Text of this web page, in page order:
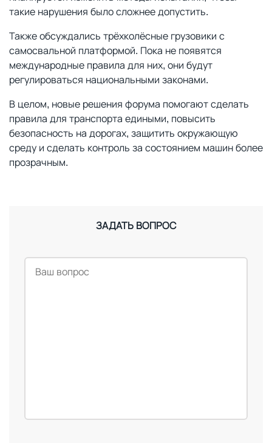
такие нарушения было сложнее допустить.
Также обсуждались трёхколёсные грузовики с
самосвальной платформой. Пока не появятся
международные правила для них, они будут
регулироваться национальными законами.
В целом, новые решения форума помогают сделать
правила для транспорта едиными, повысить
безопасность на дорогах, защитить окружающую
среду и сделать контроль за состоянием машин более
прозрачным.
ЗАДАТЬ ВОПРОС